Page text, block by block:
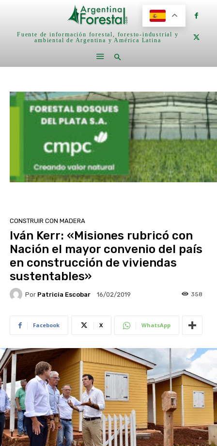
Fuente de información forestal, foresto-industrial y
ambiental de Argentina y América Latina
CONSTRUIR CON MADERA
Iván Kerr: «Misiones rubricó con
Nación el mayor convenio del país
en construcción de viviendas
sustentables»
Por Patricia Escobar 16/02/2019 358
Facebook X WhatsApp